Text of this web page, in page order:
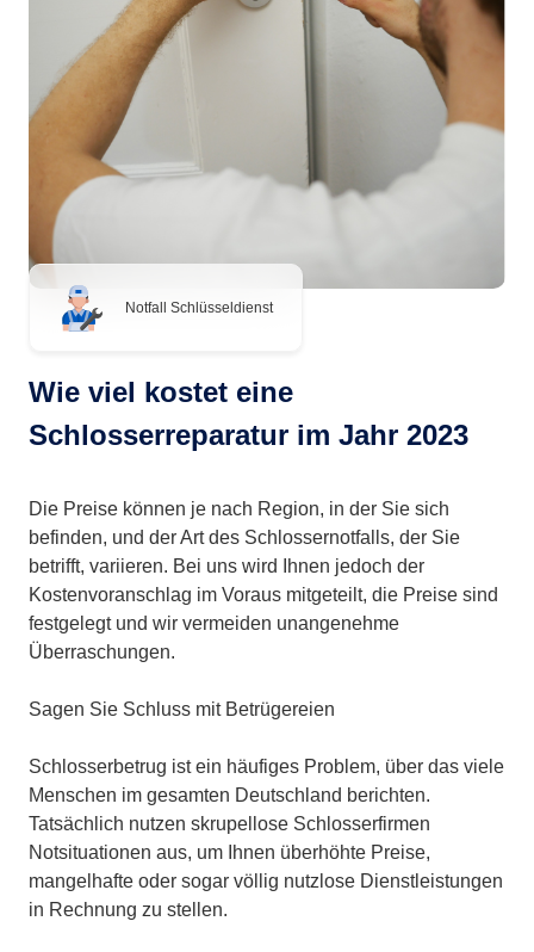
Notfall Schlüsseldienst
Wie viel kostet eine
Schlosserreparatur im Jahr 2023
Die Preise können je nach Region, in der Sie sich
befinden, und der Art des Schlossernotfalls, der Sie
betrifft, variieren. Bei uns wird Ihnen jedoch der
Kostenvoranschlag im Voraus mitgeteilt, die Preise sind
festgelegt und wir vermeiden unangenehme
Überraschungen.
Sagen Sie Schluss mit Betrügereien
Schlosserbetrug ist ein häufiges Problem, über das viele
Menschen im gesamten Deutschland berichten.
Tatsächlich nutzen skrupellose Schlosserfirmen
Notsituationen aus, um Ihnen überhöhte Preise,
mangelhafte oder sogar völlig nutzlose Dienstleistungen
in Rechnung zu stellen.